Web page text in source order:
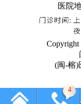
医院
(闽-榕)
4